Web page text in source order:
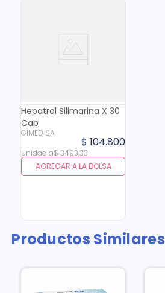
Hepatrol Silimarina X 30
Cap
GIMED SA
$ 104.800
Unidad a$ 3493,33
AGREGAR A LA BOLSA
Productos Similares